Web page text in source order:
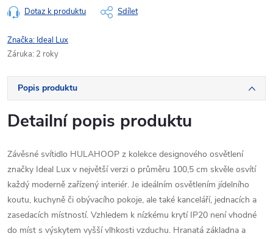
Dotaz k produktu Sdílet
Značka: Ideal Lux
Záruka: 2 roky
Popis produktu
Detailní popis produktu
Závěsné svítidlo HULAHOOP z kolekce designového osvětlení
značky Ideal Lux v největší verzi o průměru 100,5 cm skvěle osvítí
každý moderně zařízený interiér. Je ideálním osvětlením jídelního
koutu, kuchyně či obývacího pokoje, ale také kanceláří, jednacích a
zasedacích místností. Vzhledem k nízkému krytí IP20 není vhodné
do míst s výskytem vyšší vlhkosti vzduchu. Hranatá základna a